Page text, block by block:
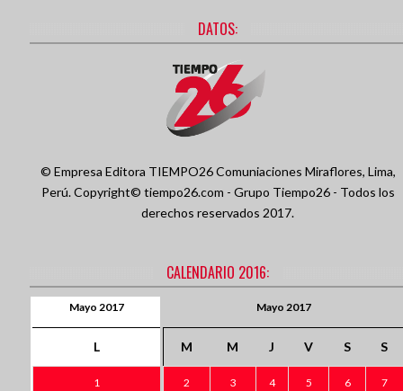
DATOS:
© Empresa Editora TIEMPO26 Comuniaciones Miraflores, Lima,
Perú.Copyright© tiempo26.com - Grupo Tiempo26 - Todos los
derechos reservados 2017.
CALENDARIO 2016:
Mayo 2017
M M J V S S
2 3 4 5 6 7
Mayo 2017
L
1